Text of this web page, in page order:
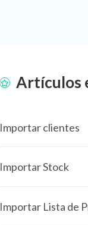
Artículos
Importar clientes
Importar Stock
Importar Lista de